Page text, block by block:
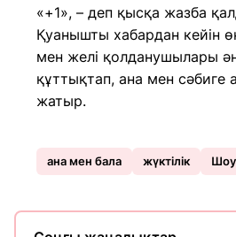
«+1», – деп қысқа жазба
Қуанышты хабардан кейін
мен желі қолданушылары
құттықтап, ана мен сәбиге
жатыр.
ана мен бала жүктілік